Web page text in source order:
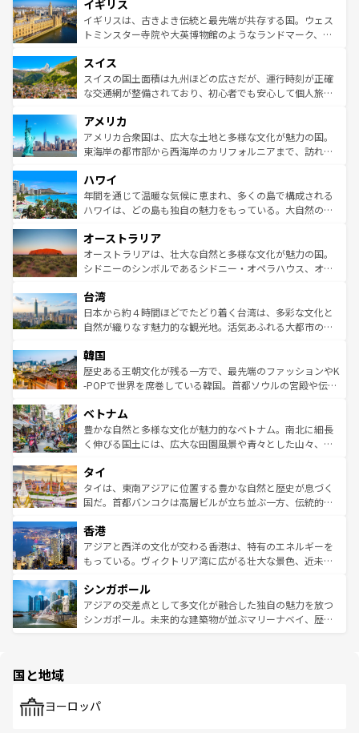
いる。シャンパンの発祥地であるランス、プロヴァンスの
香り高いラベンダー畑など、多彩な楽しみ方が可能だ。さ
らに、パリ以外の地域にも魅力が溢れており、どの街角に
れる地方に足を運ぶとそれぞれで全く異なる文化を体験で
きるだろう。 なお、新着のフランス情報はコンテンツ一覧
を参照してほしい。
顔を持つこの国は、どこを歩いても飽きることがない。ベ
ルリンの文化的活気、バイエルン州のアルプスの絶景、そ
してライン川沿いのワイン畑といった風景は必見。ビール
は、お酒好きな人にはぜひ体験してほしい。 なお、新着の
ドイツ情報はコンテンツ一覧を参照してほしい。
イギリス
イギリスは、古きよき伝統と最先端が共存する国。ウェス
トミンスター寺院や大英博物館のようなランドマーク、歴
リアごとに異なる魅力がある。また、優雅なアフタヌーン
ティー、ビール好きにはたまらない英国パブ、サッカー観
戦など、本場だからこそできる体験も豊富。イギリスを旅
ンツ一覧を参照してほしい。
スイス
スイスの国土面積は九州ほどの広さだが、運行時刻が正確
な交通網が整備されており、初心者でも安心して個人旅行
の建物がそのまま残る町や、スイスならではのユニークな
博物館もあり、アルプス観光だけでなく町歩きも満喫する
ことができる。国民の所得が高いため物価も高いが、旅行
ば市内交通費無料で観光を楽しむこともできる。 なお、新
着のスイス情報はコンテンツ一覧 を参照してほしい。
アメリカ
アメリカ合衆国は、広大な土地と多様な文化が魅力の国。
東海岸の都市部から西海岸のカリフォルニアまで、訪れる
のような巨大都市は、観光、ショッピング、エンターテイ
ンメントが詰まった刺激的なスポットだ。一方、アメリカ
西部には大自然が広がり、グランドキャニオンやイエロー
部のニューオーリンズでは、音楽と美食が融合した独特の
文化が魅力。旅行者はアメリカの各地域で異なる魅力を楽
しみながら、その多様性と豊かな歴史を感じることができ
ならではの贅沢な旅のスタイルだ。 なお、新着のアメリカ
情報はコンテンツ一覧を参照してほしい。
ハワイ
年間を通じて温暖な気候に恵まれ、多くの島で構成される
ハワイは、どの島も独自の魅力をもっている。大自然の神
ワイ島は見逃せない。また、定番の観光地といえばオアフ
島だが、静かな自然を求めるならマウイ島やカウアイ島が
おすすめ。エメラルドグリーンに輝く海をはじめ、豊かな
れるおもてなしの心で訪れる人々を迎えてくれるハワイの
人々、おいしいローカルフードやハワイアンミュージッ
ク、伝統的なフラダンスなど、すべてがハワイの魅力を彩
ワイを、存分に味わってほしい。 なお、新着のハワイ情報
はコンテンツ一覧を参照してほしい。
オーストラリア
オーストラリアは、壮大な自然と多様な文化が魅力の国。
シドニーのシンボルであるシドニー・オペラハウス、オー
リアリーフや大陸中央部にそびえるウルル（エアーズロッ
ク）、タスマニアの美しい原生林やケアンズの熱帯雨林な
ど、見どころがたくさん。また、カフェやワイン、オージ
いる。アクティビティも充実しており、サーフィンやダイ
ビング、ハイキングなど、アウトドア好きにはたまらな
い。オーストラリアの多彩な魅力を存分に味わいつくそ
参照してほしい。
台湾
日本から約４時間ほどでたどり着く台湾は、多彩な文化と
自然が織りなす魅力的な観光地。活気あふれる大都市の台
ン）、静ひつな山岳地帯である台湾東部など、都市の喧騒
と山間の静けさが共存しており、訪れる人に新しい発見と
驚きをもたらしてくれる。また、奥深い台湾の食文化も魅
容にもいいと評判のスイーツなど、バラエティ豊かな料理
が味わえる。 なお、新着の台湾情報は コンテンツ一覧を参
照してほしい。
韓国
歴史ある王朝文化が残る一方で、最先端のファッションやK
-POPで世界を席巻している韓国。首都ソウルの宮殿や伝統
き、地方に足を延ばせば四季折々の自然美を楽しむことが
できる。そして、キムチや焼肉、絶品のストリートフード
まで、さまざまな韓国料理が待っている。夜には、韓国な
リティに包まれながら、韓国の多彩な魅力を心ゆくまで味
わってみてほしい。 なお、新着の韓国情報はコンテンツ一
覧を参照してほしい。
ベトナム
豊かな自然と多様な文化が魅力的なベトナム。南北に細長
く伸びる国土には、広大な田園風景や青々とした山々、世
急速な発展と共に伝統が息づく。ハノイの古い町並みやホ
ーチミン市のフランス統治時代の建物も、独特の雰囲気を
醸し出している。また、バラエティの豊かさとおいしさで
とつ。フォーやバインミー、ベトナムコーヒーなどは、ぜ
ひ現地で味わいたい。どの地域を訪れてもあたたかい人々
が旅行者を迎えてくれるので、きっと忘れられない旅にな
参照してほしい。
タイ
タイは、東南アジアに位置する豊かな自然と歴史が息づく
国だ。首都バンコクは高層ビルが立ち並ぶ一方、伝統的な
の活気が交差している。北部ではチェンマイなどの山岳地
帯で自然と触れ合い、南部ではプーケットやクラビの美し
いビーチでリゾート気分を楽しむことができる。タイ料理
激する。気候は一年中温暖で、どの季節にも異なる楽しみ
が待っている。親しみやすいタイの人々、仏教を中心とし
た文化、そして多様な観光資源が、訪れる旅人を魅了し続
香港
アジアと西洋の文化が交わる香港は、特有のエネルギーを
もっている。ヴィクトリア湾に広がる壮大な景色、近未来
み、どこを訪れても感動するはず。観光スポットが密集し
ており、効率よく見どころを回れるのも魅力。息をのむよ
うな絶景から文化的な体験まで、香港を存分に楽しみ尽く
シンガポール
アジアの交差点として多文化が融合した独自の魅力を放つ
シンガポール。未来的な建築物が並ぶマリーナベイ、歴史
で、ホーカーズは地元の風情を楽しめる外せないスポット
国と地域
ヨーロッパ